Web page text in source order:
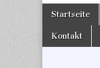
Main
Skip
content
Startseite
Kontakt